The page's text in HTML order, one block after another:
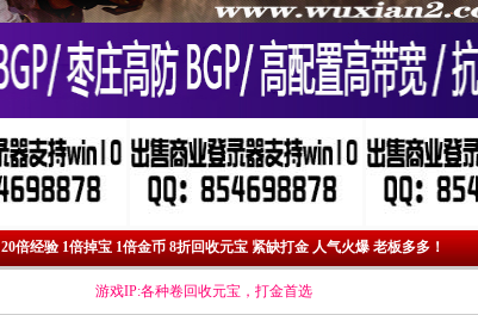
20倍经验 1倍掉宝 1倍金币 8折回收元宝 紧缺打金 人气火爆 老板多多！
游戏IP:各种卷回收元宝，打金首选